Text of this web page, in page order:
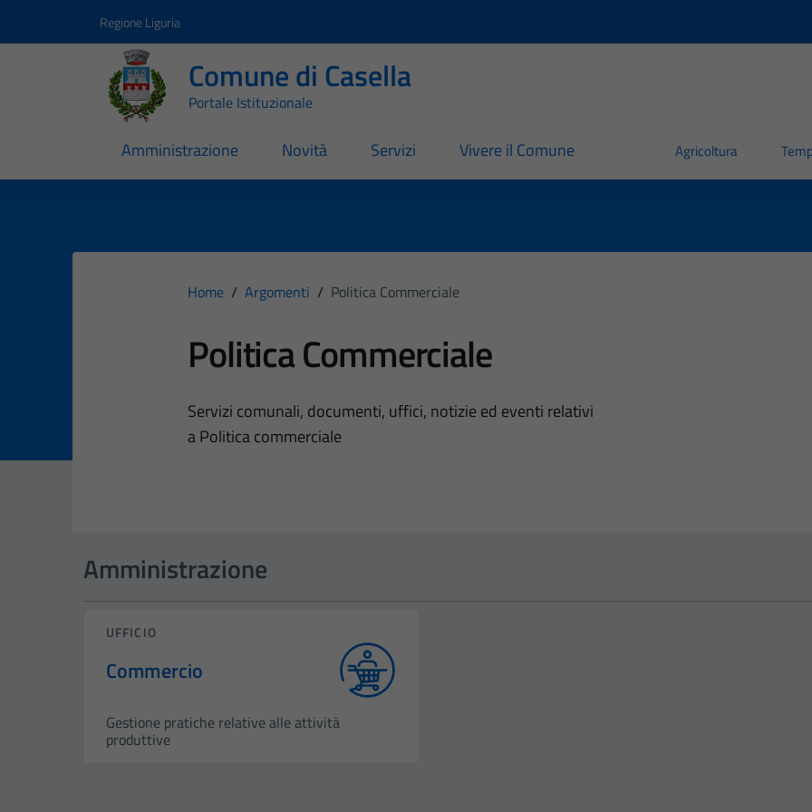
Regione Liguria
Comune di Casella
Portale Istituzionale
Amministrazione Novità Servizi Vivere il Comune Agricoltura
Home / Argomenti / Politica Commerciale
Politica Commerciale
Dettagli dell'argomento
Servizi comunali, documenti, uffici, notizie ed eventi relativi
a Politica commerciale
Amministrazione
UFFICIO
Commercio
Gestione pratiche relative alle attività
produttive